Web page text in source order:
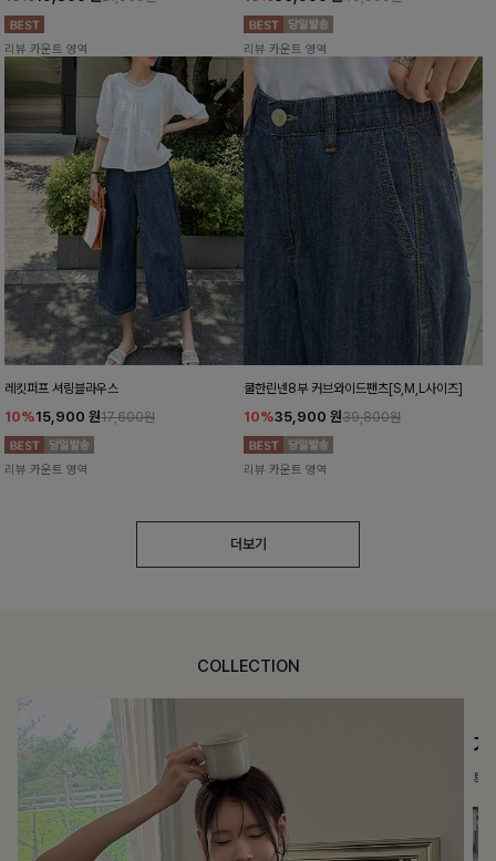
리뷰 카운트 영역 리뷰 카운트 영역
레킷퍼프 셔링블라우스
10%15,900 원17,600원
리뷰 카운트 영역
쿨한린넨8부 커브와이드팬츠[S,M,L사이즈]
10%35,900 원39,800원
리뷰 카운트 영역
더보기
COLLECTION